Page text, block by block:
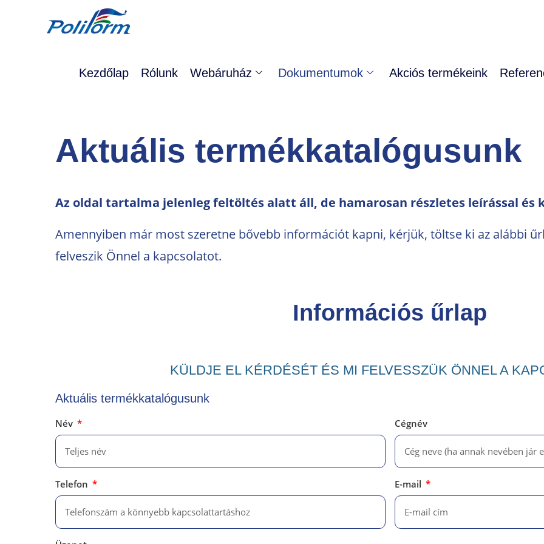
Kezdőlap Rólunk Webáruház Dokumentumok Akciós termékeink
Aktuális termékkatalógusunk
Az oldal tartalma jelenleg feltöltés alatt áll, de hamarosan részletes leírással és
Amennyiben már most szeretne bővebb információt kapni, kérjük, töltse ki az alábbi
felveszik Önnel a kapcsolatot.
Információs űrlap
KÜLDJE EL KÉRDÉSÉT ÉS MI FELVESSZÜK ÖNNEL A
Aktuális termékkatalógusunk
Név Cégnév
Telefon E-mail